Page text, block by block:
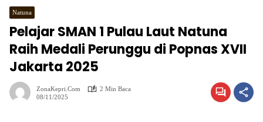
Natuna
Pelajar SMAN 1 Pulau Laut Natuna
Raih Medali Perunggu di Popnas XVII
Jakarta 2025
ZonaKepri.com
2 Min Baca
08/11/2025